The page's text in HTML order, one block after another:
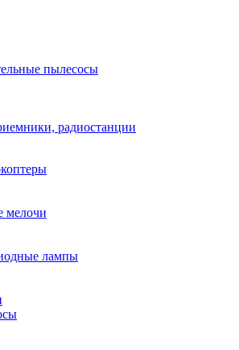
пылесосы
радиостанции
мелочи
лампы